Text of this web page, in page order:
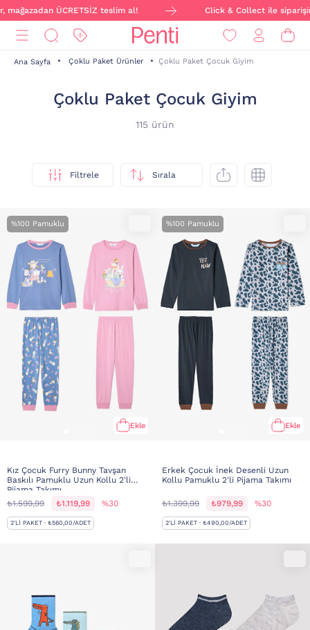
ÜCRETSİZ teslim al! Click & Collect ile siparişini online
Ana Sayfa Çoklu Paket Ürünler Çoklu Paket Çocuk Giyim
Çoklu Paket Çocuk Giyim
115 ürün
Filtrele Sırala
%100 Pamuklu
Ekle
Kız Çocuk Furry Bunny Tavşan
Baskılı Pamuklu Uzun Kollu 2'li
Pijama Takımı
₺1.599,99
₺1.119,99 %30
2'LI PAKET · ₺560,00/ADET
%100 Pamuklu
Ekle
Erkek Çocuk İnek Desenli Uzun
Kollu Pamuklu 2'li Pijama Takımı
₺1.399,99 ₺979,99 %30
2'LI PAKET · ₺490,00/ADET